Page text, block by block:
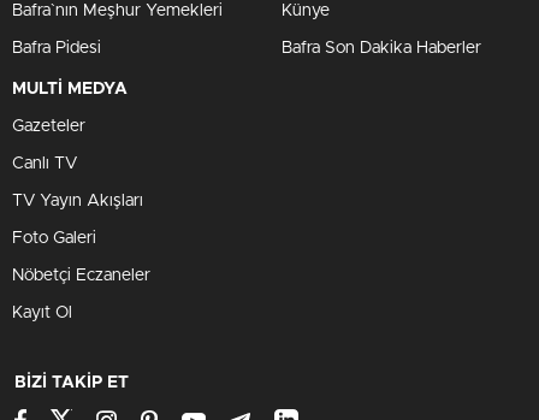
Bafra`nın Meşhur Yemekleri
Bafra Pidesi
Künye
Bafra Son Dakika Haberler
MULTİ MEDYA
Gazeteler
Canlı TV
TV Yayın Akışları
Foto Galeri
Nöbetçi Eczaneler
Kayıt Ol
BİZİ TAKİP ET